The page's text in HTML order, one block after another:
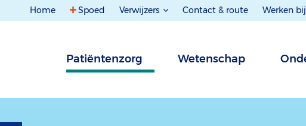
Home Spoed Verwijzers Contact & route Werken bij
Patiëntenzorg Wetenschap